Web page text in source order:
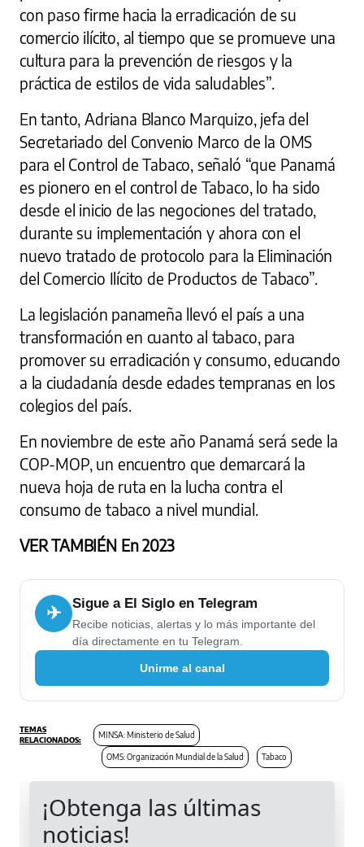
con paso firme hacia la erradicación de su
comercio ilícito, al tiempo que se promueve una
cultura para la prevención de riesgos y la
práctica de estilos de vida saludables”.
En tanto, Adriana Blanco Marquizo, jefa del
Secretariado del Convenio Marco de la OMS
para el Control de Tabaco, señaló “que Panamá
es pionero en el control de Tabaco, lo ha sido
desde el inicio de las negociones del tratado,
durante su implementación y ahora con el
nuevo tratado de protocolo para la Eliminación
del Comercio Ilícito de Productos de Tabaco”.
La legislación panameña llevó el país a una
transformación en cuanto al tabaco, para
promover su erradicación y consumo, educando
a la ciudadanía desde edades tempranas en los
colegios del país.
En noviembre de este año Panamá será sede la
COP-MOP, un encuentro que demarcará la
nueva hoja de ruta en la lucha contra el
consumo de tabaco a nivel mundial.
VER TAMBIÉN En 2023
✈ Sigue a El Siglo en Telegram
Recibe noticias, alertas y lo más importante del
día directamente en tu Telegram.
Unirme al canal
MINSA: Ministerio de Salud
OMS: Organización Mundial de la Salud Tabaco